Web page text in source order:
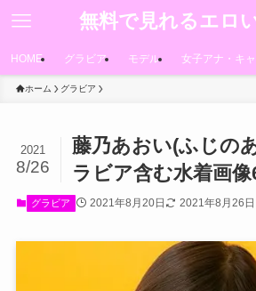
無料で見れるエロ
HOME グラビア モデル 女子アナ・キ
ホーム グラビア
藤乃あおい(ふじの
ラビア含む水着画像
2021
8/26
グラビア 2021年8月20日 2021年8月26日